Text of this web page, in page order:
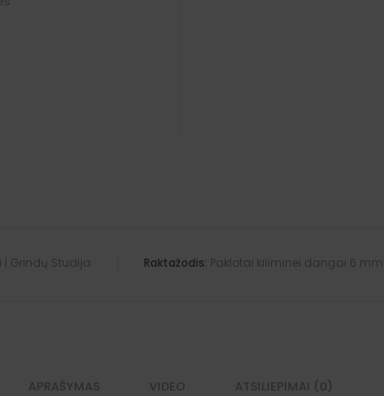
Grindų Studija Raktažodis: Paklotai kiliminei dangai 6 mm
APRAŠYMAS VIDEO ATSILIEPIMAI (0)